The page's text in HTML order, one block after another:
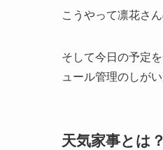
こうやって凛花さ
そして今日の予定
ュール管理のしが
天気家事とは？